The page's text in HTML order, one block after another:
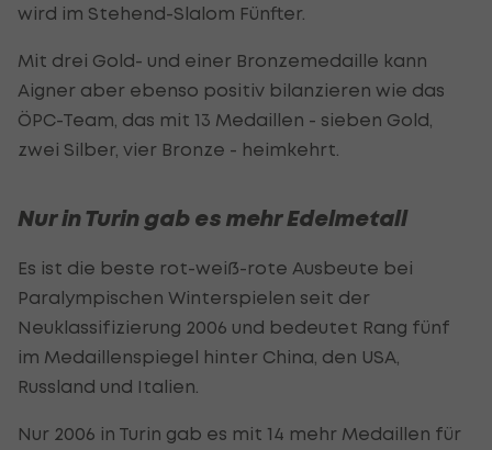
wird im Stehend-Slalom Fünfter.
Mit drei Gold- und einer Bronzemedaille kann
Aigner aber ebenso positiv bilanzieren wie das
ÖPC-Team, das mit 13 Medaillen - sieben Gold,
zwei Silber, vier Bronze - heimkehrt.
Nur in Turin gab es mehr Edelmetall
Es ist die beste rot-weiß-rote Ausbeute bei
Paralympischen Winterspielen seit der
Neuklassifizierung 2006 und bedeutet Rang fünf
im Medaillenspiegel hinter China, den USA,
Russland und Italien.
Nur 2006 in Turin gab es mit 14 mehr Medaillen für